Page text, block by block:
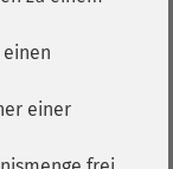
einer